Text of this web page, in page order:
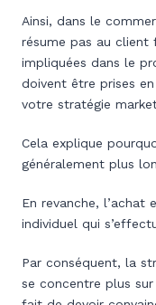
Ainsi, dans le
résume pas au client
impliquées dans le
doivent être prises
votre stratégie
Cela explique
généralement plus
En revanche, l’achat
individuel qui
Par conséquent, la
se concentre plus